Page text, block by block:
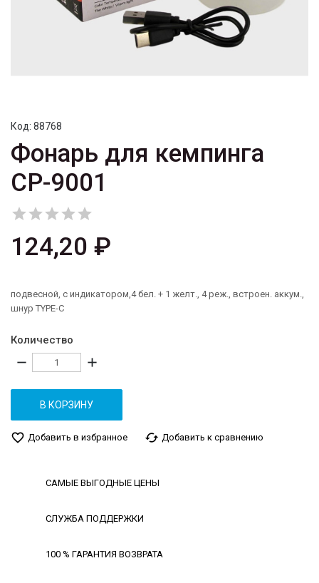
Код: 88768
Фонарь для кемпинга
CP-9001

124,20 ₽
подвесной, с индикатором,4 бел. + 1 желт., 4 реж., встроен. аккум.,
шнур TYPE-C
Количество
remove add
В КОРЗИНУ
favorite_border Добавить в избранное cached Добавить к сравнению
САМЫЕ ВЫГОДНЫЕ ЦЕНЫ
СЛУЖБА ПОДДЕРЖКИ
100 % ГАРАНТИЯ ВОЗВРАТА